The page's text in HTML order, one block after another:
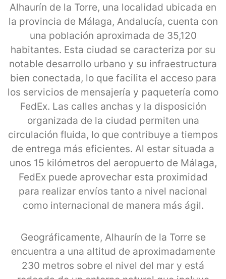
Alhaurín de la Torre, una localidad ubicada en
la provincia de Málaga, Andalucía, cuenta con
una población aproximada de 35,120
habitantes. Esta ciudad se caracteriza por su
notable desarrollo urbano y su infraestructura
bien conectada, lo que facilita el acceso para
los servicios de mensajería y paquetería como
FedEx. Las calles anchas y la disposición
organizada de la ciudad permiten una
circulación fluida, lo que contribuye a tiempos
de entrega más eficientes. Al estar situada a
unos 15 kilómetros del aeropuerto de Málaga,
FedEx puede aprovechar esta proximidad
para realizar envíos tanto a nivel nacional
como internacional de manera más ágil.
Geográficamente, Alhaurín de la Torre se
encuentra a una altitud de aproximadamente
230 metros sobre el nivel del mar y está